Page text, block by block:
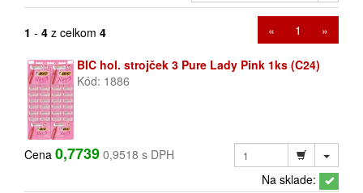
1 - 4 z celkom 4 « 1 »
BIC hol. strojček 3 Pure Lady Pink 1ks (C24)
Kód: 1886
Cena 0,7739 0,9518 s DPH
Na sklade: